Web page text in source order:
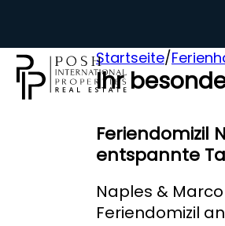
Startseite/
Ihr
Feriendomizil
entspannte
Naples &
Feriendomizil